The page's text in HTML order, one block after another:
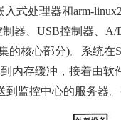
式处理器和arm-
器、USB控制器、
的核心部分)。系统
内存缓冲，接着由
到监控中心的服务器